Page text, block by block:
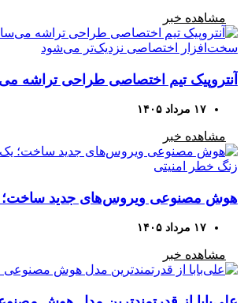
مشاهده خبر
سخت‌افزار اختصاصی نزدیک‌تر می‌شود
۱۷ مرداد ۱۴۰۵
مشاهده خبر
هوش مصنوعی ویروس‌های جدید
علمی با زنگ خطر امنیتی
۱۷ مرداد ۱۴۰۵
مشاهده خبر